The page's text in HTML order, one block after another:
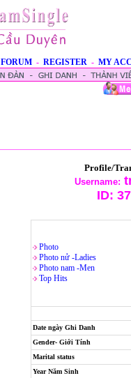
FORUM - REGISTER - MY
Profile/
Username:
ID:
Photo
Photo nử -Ladies
Photo nam -Men
Top Hits
Date ngày Ghi Danh
Gender- Giới Tính
Marital status
Year Năm Sinh